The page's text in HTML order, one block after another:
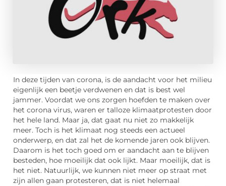
In deze tijden van corona, is de aandacht voor het milieu
eigenlijk een beetje verdwenen en dat is best wel
jammer. Voordat we ons zorgen hoefden te maken over
het corona virus, waren er talloze klimaatprotesten door
het hele land. Maar ja, dat gaat nu niet zo makkelijk
meer. Toch is het klimaat nog steeds een actueel
onderwerp, en dat zal het de komende jaren ook blijven.
Daarom is het toch goed om er aandacht aan te blijven
besteden, hoe moeilijk dat ook lijkt. Maar moeilijk, dat is
het niet. Natuurlijk, we kunnen niet meer op straat met
zijn allen gaan protesteren, dat is niet helemaal